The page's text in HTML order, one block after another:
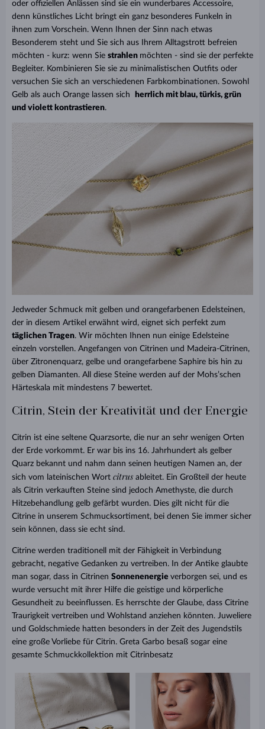
oder offiziellen Anlässen sind sie ein wunderbares Accessoire,
denn künstliches Licht bringt ein ganz besonderes Funkeln in
ihnen zum Vorschein. Wenn Ihnen der Sinn nach etwas
Besonderem steht und Sie sich aus Ihrem Alltagstrott befreien
möchten - kurz: wenn Sie strahlen möchten - sind sie der perfekte
Begleiter. Kombinieren Sie sie zu minimalistischen Outfits oder
versuchen Sie sich an verschiedenen Farbkombinationen. Sowohl
Gelb als auch Orange lassen sich
herrlich mit blau, türkis, grün
und violett kontrastieren.
Jedweder Schmuck mit gelben und orangefarbenen Edelsteinen,
der in diesem Artikel erwähnt wird, eignet sich perfekt zum
täglichen Tragen. Wir möchten Ihnen nun einige Edelsteine
einzeln vorstellen. Angefangen von Citrinen und Madeira-Citrinen,
über Zitronenquarz, gelbe und orangefarbene Saphire bis hin zu
gelben Diamanten. All diese Steine werden auf der Mohs’schen
Härteskala mit mindestens 7 bewertet.
Citrin, Stein der Kreativität und der Energie
Citrin ist eine seltene Quarzsorte, die nur an sehr wenigen Orten
der Erde vorkommt. Er war bis ins 16. Jahrhundert als gelber
Quarz bekannt und nahm dann seinen heutigen Namen an, der
sich vom lateinischen Wort citrus ableitet. Ein Großteil der heute
als Citrin verkauften Steine sind jedoch Amethyste, die durch
Hitzebehandlung gelb gefärbt wurden. Dies gilt nicht für die
Citrine in unserem Schmucksortiment, bei denen Sie immer sicher
sein können, dass sie echt sind.
Citrine werden traditionell mit der Fähigkeit in Verbindung
gebracht, negative Gedanken zu vertreiben. In der Antike glaubte
man sogar, dass in Citrinen Sonnenenergie verborgen sei, und es
wurde versucht mit ihrer Hilfe die geistige und körperliche
Gesundheit zu beeinflussen. Es herrschte der Glaube, dass Citrine
Traurigkeit vertreiben und Wohlstand anziehen könnten. Juweliere
und Goldschmiede hatten besonders in der Zeit des Jugendstils
eine große Vorliebe für Citrin. Greta Garbo besaß sogar eine
gesamte Schmuckkollektion mit Citrinbesatz